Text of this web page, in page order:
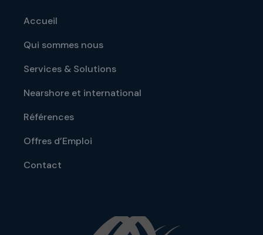
Accueil
Qui sommes nous
Services & Solutions
Nearshore et international
Références
Offres d’Emploi
Contact